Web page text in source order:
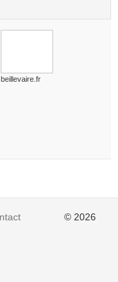
beillevaire.fr
© 2026